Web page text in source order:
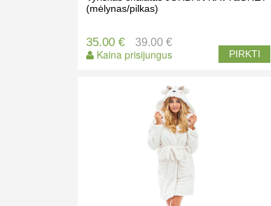
(mėlynas/pilkas)
35.00 €
Kaina prisijungus
39.00 €
PIRKTI